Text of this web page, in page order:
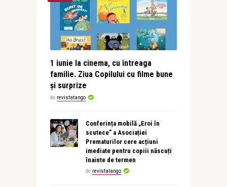
1 iunie la cinema, cu întreaga
familie. Ziua Copilului cu filme bune
și surprize
de revistatango
Conferința mobilă „Eroi în
scutece” a Asociației
Prematurilor cere acțiuni
imediate pentru copiii născuți
înainte de termen
de revistatango